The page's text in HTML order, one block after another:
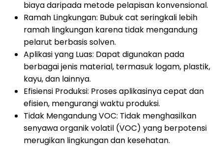
biaya daripada metode pelapisan konvensional.
Ramah Lingkungan: Bubuk cat seringkali lebih
ramah lingkungan karena tidak mengandung
pelarut berbasis solven.
Aplikasi yang Luas: Dapat digunakan pada
berbagai jenis material, termasuk logam, plastik,
kayu, dan lainnya.
Efisiensi Produksi: Proses aplikasinya cepat dan
efisien, mengurangi waktu produksi.
Tidak Mengandung VOC: Tidak menghasilkan
senyawa organik volatil (VOC) yang berpotensi
merugikan lingkungan dan kesehatan.